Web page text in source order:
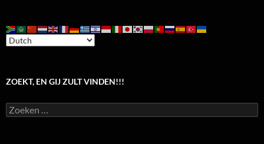
ZOEKT, EN GIJ ZULT VINDEN!!!
Zoeken
naar: